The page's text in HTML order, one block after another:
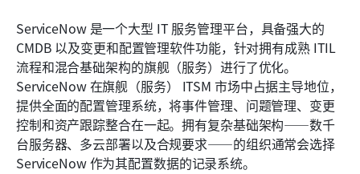
ServiceNow 是一个大型 IT 服务管理平台，具备强大的
CMDB 以及变更和配置管理软件功能，针对拥有成熟 ITIL
流程和混合基础架构的旗舰（服务）进行了优化。
ServiceNow 在旗舰（服务） ITSM 市场中占据主导地位，
提供全面的配置管理系统，将事件管理、问题管理、变更
控制和资产跟踪整合在一起。拥有复杂基础架构——数千
台服务器、多云部署以及合规要求——的组织通常会选择
ServiceNow 作为其配置数据的记录系统。